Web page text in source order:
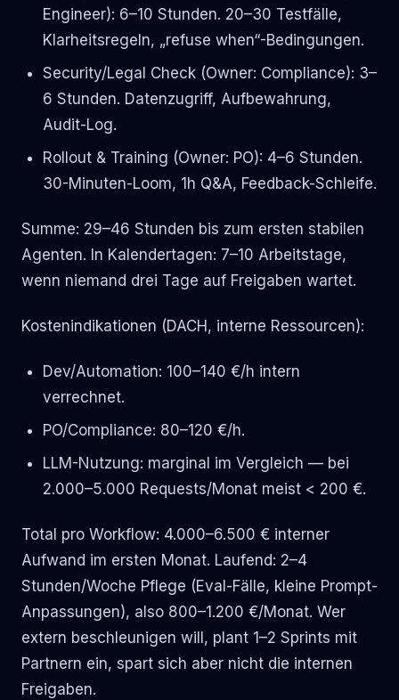
Engineer): 6–10 Stunden. 20–30 Testfälle,
Klarheitsregeln, „refuse when“-Bedingungen.
Security/Legal Check (Owner: Compliance): 3–
6 Stunden. Datenzugriff, Aufbewahrung,
Audit-Log.
Rollout & Training (Owner: PO): 4–6 Stunden.
30-Minuten-Loom, 1h Q&A, Feedback-Schleife.
Summe: 29–46 Stunden bis zum ersten stabilen
Agenten. In Kalendertagen: 7–10 Arbeitstage,
wenn niemand drei Tage auf Freigaben wartet.
Kostenindikationen (DACH, interne Ressourcen):
Dev/Automation: 100–140 €/h intern
verrechnet.
PO/Compliance: 80–120 €/h.
LLM-Nutzung: marginal im Vergleich — bei
2.000–5.000 Requests/Monat meist < 200 €.
Total pro Workflow: 4.000–6.500 € interner
Aufwand im ersten Monat. Laufend: 2–4
Stunden/Woche Pflege (Eval-Fälle, kleine Prompt-
Anpassungen), also 800–1.200 €/Monat. Wer
extern beschleunigen will, plant 1–2 Sprints mit
Partnern ein, spart sich aber nicht die internen
Freigaben.